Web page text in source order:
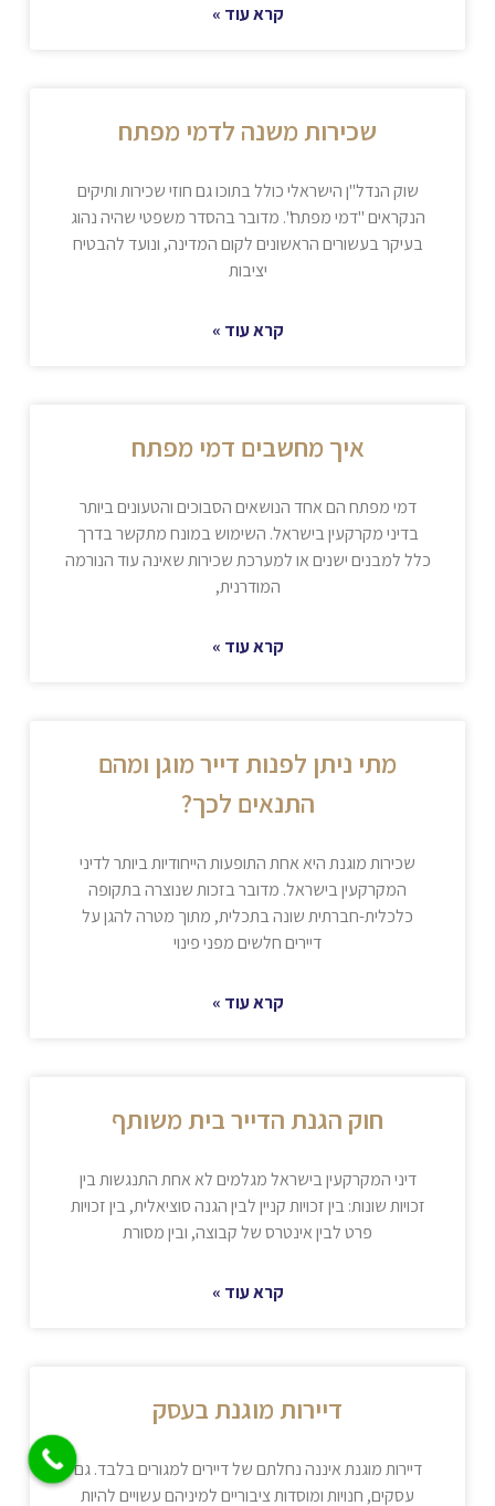
קרא עוד »
שכירות משנה לדמי מפתח
שוק הנדל"ן הישראלי כולל בתוכו גם חוזי שכירות ותיקים
הנקראים "דמי מפתח". מדובר בהסדר משפטי שהיה נהוג
בעיקר בעשורים הראשונים לקום המדינה, ונועד להבטיח
יציבות
קרא עוד »
איך מחשבים דמי מפתח
דמי מפתח הם אחד הנושאים הסבוכים והטעונים ביותר
בדיני מקרקעין בישראל. השימוש במונח מתקשר בדרך
כלל למבנים ישנים או למערכת שכירות שאינה עוד הנורמה
המודרנית,
קרא עוד »
מתי ניתן לפנות דייר מוגן ומהם
התנאים לכך?
שכירות מוגנת היא אחת התופעות הייחודיות ביותר לדיני
המקרקעין בישראל. מדובר בזכות שנוצרה בתקופה
כלכלית-חברתית שונה בתכלית, מתוך מטרה להגן על
דיירים חלשים מפני פינוי
קרא עוד »
חוק הגנת הדייר בית משותף
דיני המקרקעין בישראל מגלמים לא אחת התנגשות בין
זכויות שונות: בין זכויות קניין לבין הגנה סוציאלית, בין זכויות
פרט לבין אינטרס של קבוצה, ובין מסורת
קרא עוד »
דיירות מוגנת בעסק
דיירות מוגנת איננה נחלתם של דיירים למגורים בלבד. גם
עסקים, חנויות ומוסדות ציבוריים למיניהם עשויים להיות